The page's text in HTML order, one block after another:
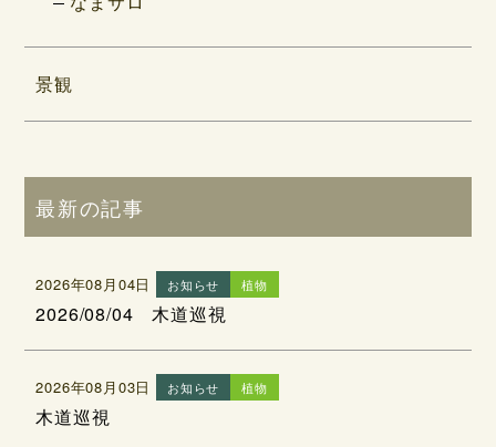
景観
最新の記事
2026年08月04日 お知らせ 植物
2026/08/04 木道巡視
2026年08月03日 お知らせ 植物
木道巡視